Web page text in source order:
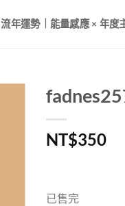
流年運勢｜能量感應 × 年度
NT$350
已售完